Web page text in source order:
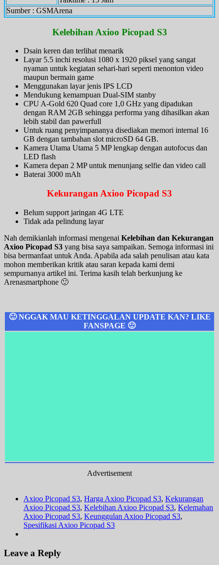
Sumber : GSMArena
Kelebihan Axioo Picopad S3
Dsain keren dan terlihat menarik
Layar 5.5 inchi resolusi 1080 x 1920 piksel yang sangat
nyaman untuk kegiatan sehari-hari seperti menonton video
maupun bermain game
Menggunakan layar jenis IPS LCD
Mendukung kemampuan Dual-SIM stanby
CPU A-Gold 620 Quad core 1,0 GHz yang dipadukan
dengan RAM 2GB sehingga performa yang dihasilkan akan
lebih stabil dan pawerfull
Untuk ruang penyimpananya disediakan memori internal 16
GB dengan tambahan slot microSD 64 GB.
Kamera Utama Utama 5 MP lengkap dengan autofocus dan
LED flash
Kamera depan 2 MP untuk menunjang selfie dan video call
Baterai 3000 mAh
Kekurangan Axioo Picopad S3
Belum support jaringan 4G LTE
Tidak ada pelindung layar
Nah demikianlah informasi mengenai Kelebihan dan Kekurangan
Axioo Picopad S3 yang bisa saya sampaikan. Semoga informasi ini
bisa bermanfaat untuk Anda. Apabila ada salah penulisan atau kata
mohon memberikan kritik atau saran kepada kami demi
sempurnanya artikel ini. Terima kasih telah berkunjung ke
Arenasmartphone 🙂
🙂 NGGAK MAU KETINGGALAN UPDATE KAN? LIKE
FANSPAGE 🙂
Advertisement
Axioo Picopad S3, Harga Axioo Picopad S3, Kekurangan
Axioo Picopad S3, Kelebihan Axioo Picopad S3, Kelemahan
Axioo Picopad S3, Keunggulan Axioo Picopad S3,
Spesifikasi Axioo Picopad S3
Leave a Reply